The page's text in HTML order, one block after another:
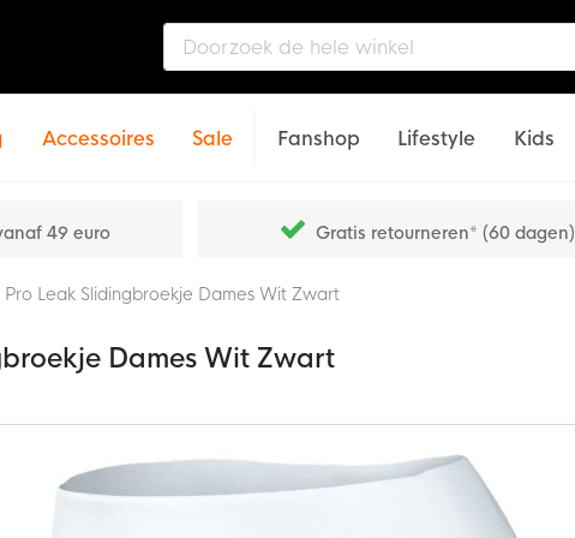
Accessoires Sale Fanshop Lifestyle Kids
49 euro Gratis retourneren* (60 dagen)
Pro Leak Slidingbroekje Dames Wit Zwart
Dames Wit Zwart